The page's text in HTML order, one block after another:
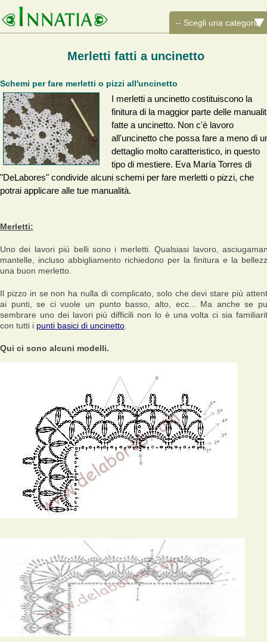
Merletti fatti a uncinetto
Schemi per fare merletti o pizzi all'uncinetto
I merletti a uncinetto costituiscono la
finitura di la maggior parte delle
fatte a uncinetto. Non c'è lavoro
all'uncinetto che possa fare a meno di
dettaglio molto caratteristico, in questo
tipo di mestiere. Eva María Torres di
"DeLabores" condivide alcuni schemi per fare merletti o pizzi, che
potrai applicare alle tue manualità.
Merletti:
Uno dei lavori più belli sono i merletti. Qualsiasi lavoro,
mantelle, incluso abbigliamento richiedono per la finitura e la
una buon merletto.
Il pizzo in se non ha nulla di complicato, solo che devi stare più
ai punti, se ci vuole un punto basso, alto, ecc... Ma anche se
sembrare uno dei lavori più difficili non lo è una volta ci sia
con tutti i punti basici di uncinetto
Qui ci sono alcuni modelli.